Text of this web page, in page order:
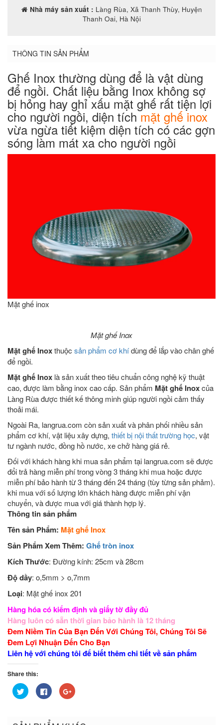
Nhà máy sản xuất : Làng Rùa, Xã Thanh Thùy, Huyện
Thanh Oai, Hà Nội
THÔNG TIN SẢN PHẨM
Ghế Inox thường dùng để là vật dùng
để ngồi. Chất liệu bằng Inox không sợ
bị hỏng hay ghỉ xấu mặt ghế rất tiện lợi
cho người ngồi, diện tíchmặt ghế inox
vừa ngừa tiết kiệm diện tích có các gợn
sóng làm mát xa cho người ngồi
Mặt ghế inox
Mặt ghế Inox
Mặt ghế Inoxthuộc sản phẩm cơ khídùng để lắp vào chân ghế
để ngồi.
Mặt ghế Inox là sản xuất theo tiêu chuẩn công nghệ kỹ thuật
cao, được làm bằng inox cao cấp. Sản phẩm Mặt ghế Inoxcủa
Làng Rùa được thiết kế thông minh giúp người ngồi cảm thấy
thoải mái.
Ngoài Ra, langrua.com còn sản xuất và phân phối nhiều sản
phẩm cơ khí, vật liệu xây dựng, thiết bị nội thất trường học, vật
tư ngành nước, đồng hồ nước, xe chở hàng giá rẻ.
Đối với khách hàng khi mua sản phẩm tại langrua.com sẽ được
đổi trả hàng miễn phí trong vòng 3 tháng khi mua hoặc được
miễn phí bảo hành từ 3 tháng đến 24 tháng (tùy từng sản phảm).
khi mua với số lượng lớn khách hàng được miễn phí vận
chuyển, và được mua với giá thành hợp lý.
Thông tin sản phẩm
Tên sản Phẩm: Mặt ghế Inox
Sản Phẩm Xem Thêm: Ghế tròn inox
Kích Thước: Đường kính: 25cm và 28cm
Độ dầy: o,5mm > o,7mm
Loại: Mặt ghế inox 201
Hàng hóa có kiểm định và giấy tờ đầy đủ
Hàng luôn có sẵn thời gian bảo hành là 12 tháng
Đem Niềm Tin Của Bạn Đến Với Chúng Tôi, Chúng Tôi Sẽ
Đem Lợi Nhuận Đến Cho Bạn
Liên hệ với chúng tôi để biết thêm chi tiết về sản phẩm
Share this:
Bấm
để
Nhấn
vào
Facebook
Bấm
để